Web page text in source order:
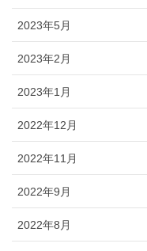
2023年5月
2023年2月
2023年1月
2022年12月
2022年11月
2022年9月
2022年8月